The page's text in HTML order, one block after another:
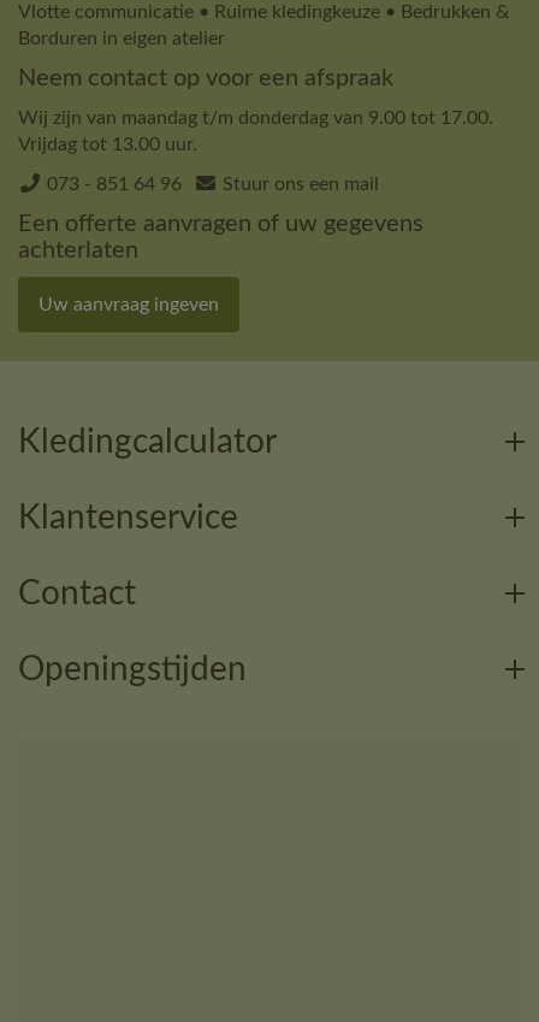
Vlotte communicatie • Ruime kledingkeuze • Bedrukken &
Borduren in eigen atelier
Neem contact op voor een afspraak
Wij zijn van maandag t/m donderdag van 9.00 tot 17.00.
Vrijdag tot 13.00 uur.
073 - 851 64 96 Stuur ons een mail
Een offerte aanvragen of uw gegevens
achterlaten
Uw aanvraag ingeven
Kledingcalculator
Klantenservice
Contact
Openingstijden